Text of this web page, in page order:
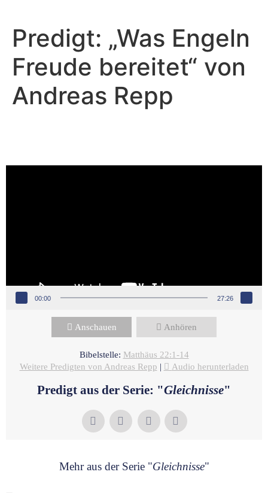
Predigt: „Was Engeln
Freude bereitet“ von
Andreas Repp
Video-Player
00:00 27:26
Anschauen Anhören
Bibelstelle: Matthäus 22:1-14
Weitere Predigten von Andreas Repp | Audio herunterladen
Predigt aus der Serie: "Gleichnisse"
Mehr aus der Serie "Gleichnisse"